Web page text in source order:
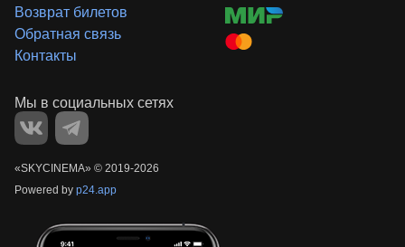
Возврат билетов
Обратная связь
Контакты
«‎SKYCINEMA» © 2019-2026
Powered by p24.app